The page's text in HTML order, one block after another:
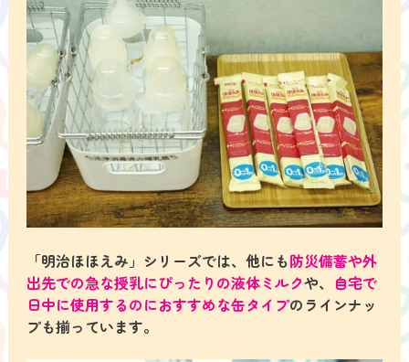
「明治ほほえみ」シリーズでは、他にも防災備蓄や外
出先での急な授乳にぴったりの液体ミルクや、 自宅で
日中に使用するのにおすすめな缶タイプのラインナッ
プも揃っています。